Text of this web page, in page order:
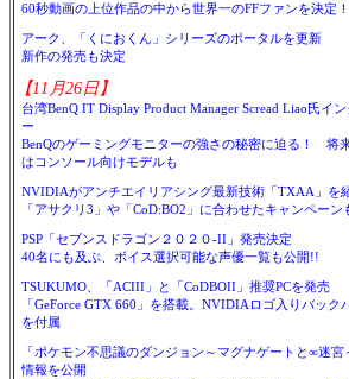
60秒動画の上位作品の中から世界一のFFファンを決定！
アーク、「くにおくん」シリーズのポータルを更新
新作の発売も決定
【11月26日】
台湾BenQ IT Display Product Manager Scread Liao氏イン
ー
BenQのゲーミングモニターの強さの秘密に迫る！ 将
はコンソール向けモデルも
NVIDIAがアンチエイリアシング最新技術「TXAA」を
「アサクリ3」や「CoD:BO2」に合わせたキャンペーン
PSP「セブンスドラゴン２０２０-II」発売決定
40名にも及ぶ、ボイス選択可能な声優一覧も公開!!
TSUKUMO、「ACIII」と「CoDBOII」推奨PCを発売
「GeForce GTX 660」を搭載。NVIDIAロゴ入りバック
を付属
「ポケモン不思議のダンジョン～マグナゲートと∞迷宮
情報を公開